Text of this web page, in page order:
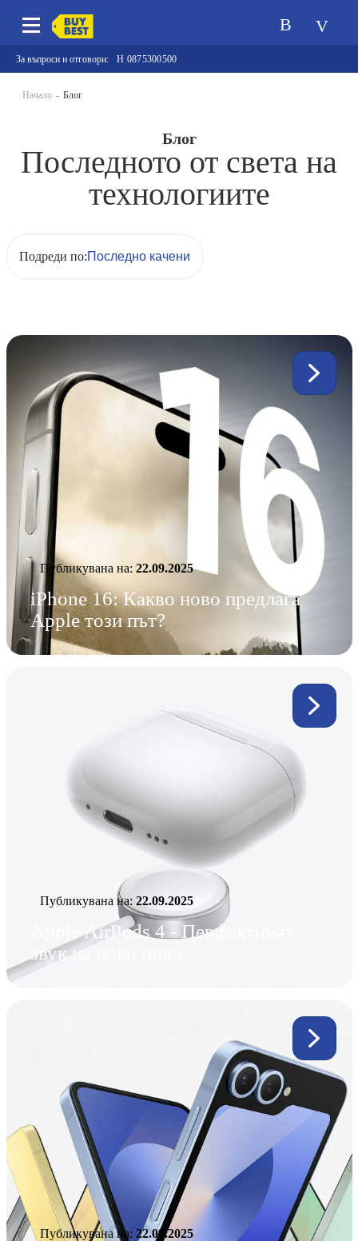
За въпроси и отговори: 0875300500
Начало Блог
Блог
Последното от света на
технологиите
Подреди по:
Публикувана нa: 22.09.2025
iPhone 16: Какво ново предлага
Apple този път?
Публикувана нa: 22.09.2025
Apple AirPods 4 - Перфектният
звук на ново ниво
Публикувана нa: 22.09.2025